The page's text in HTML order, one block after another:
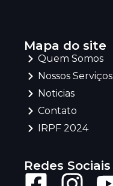
Mapa do site
Quem Somos
Nossos Serviços
Noticias
Contato
IRPF 2024
Redes Sociais